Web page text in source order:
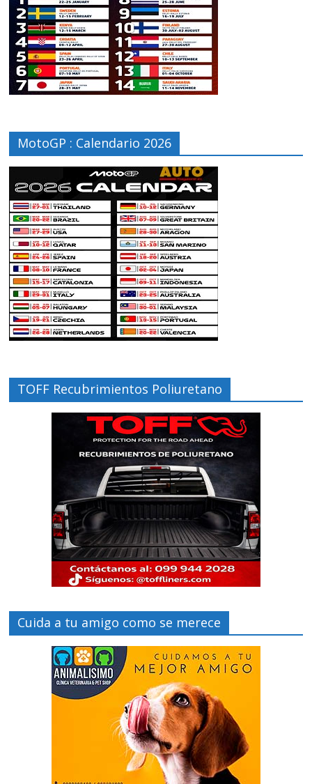
MotoGP : Calendario 2026
TOFF Recubrimientos Poliuretano
Cuida a tu amigo como se merece